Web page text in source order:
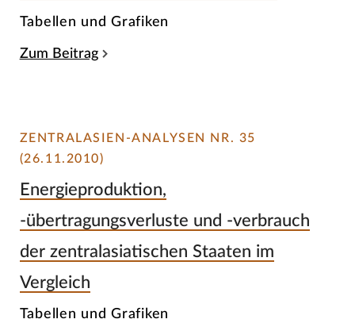
Tabellen und Grafiken
Zum Beitrag
ZENTRALASIEN-ANALYSEN NR. 35
(26.11.2010)
Energieproduktion,
-übertragungsverluste und -verbrauch
der zentralasiatischen Staaten im
Vergleich
Tabellen und Grafiken